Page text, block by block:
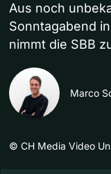
Aus noch
Sonntagabend
nimmt die SBB
Marco
© CH Media Video